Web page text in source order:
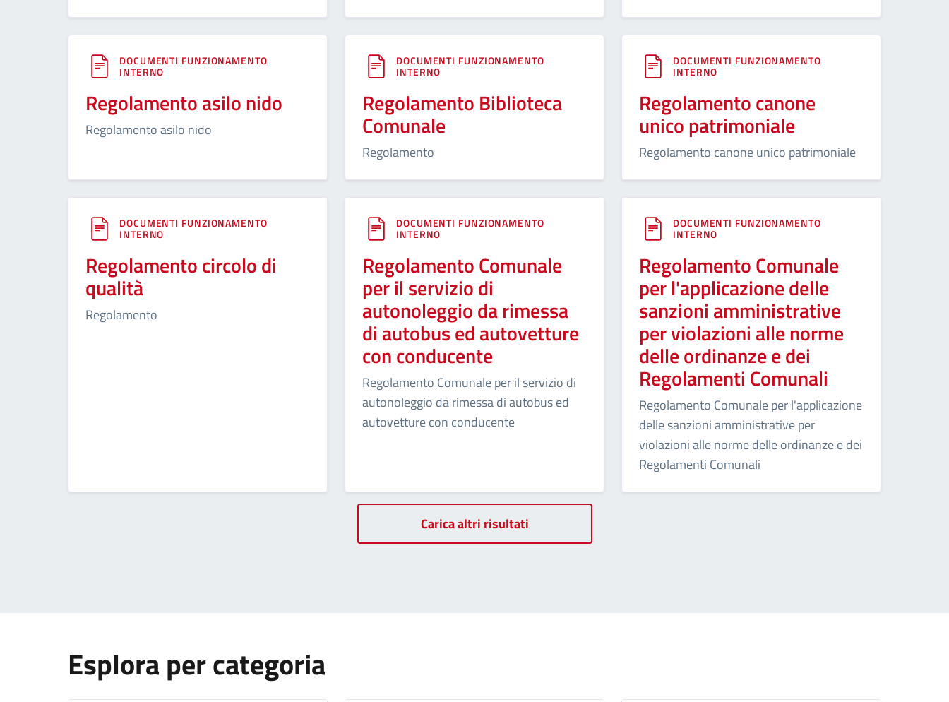
DOCUMENTI FUNZIONAMENTO
INTERNO
Regolamento asilo nido
Regolamento asilo nido
DOCUMENTI FUNZIONAMENTO
INTERNO
Regolamento Biblioteca
Comunale
Regolamento
DOCUMENTI FUNZIONAMENTO
INTERNO
Regolamento canone
unico patrimoniale
Regolamento canone unico patrimoniale
DOCUMENTI FUNZIONAMENTO
INTERNO
Regolamento circolo di
qualità
Regolamento
DOCUMENTI FUNZIONAMENTO
INTERNO
Regolamento Comunale
per il servizio di
autonoleggio da rimessa
di autobus ed autovetture
con conducente
Regolamento Comunale per il servizio di
autonoleggio da rimessa di autobus ed
autovetture con conducente
DOCUMENTI FUNZIONAMENTO
INTERNO
Regolamento Comunale
per l'applicazione delle
sanzioni amministrative
per violazioni alle norme
delle ordinanze e dei
Regolamenti Comunali
Regolamento Comunale per l'applicazione
delle sanzioni amministrative per
violazioni alle norme delle ordinanze e dei
Regolamenti Comunali
Carica altri risultati
Esplora per categoria